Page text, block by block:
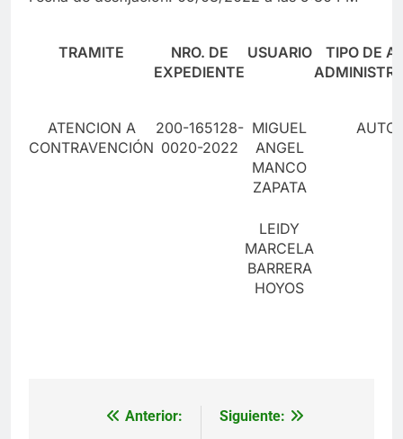
TRAMITE
NRO. DE
EXPEDIENTE
USUARIO
TIPO DE
ATENCION A
CONTRAVENCIÓN
200-165128-
0020-2022
MIGUEL
ANGEL
MANCO
ZAPATA
LEIDY
MARCELA
BARRERA
HOYOS
AUTO
Navegación
Anterior:
Siguiente: